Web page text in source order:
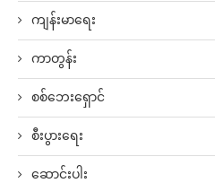
ကျန်းမာရေး
ကာတွန်း
စစ်ဘေးရှောင်
စီးပွားရေး
ဆောင်းပါး